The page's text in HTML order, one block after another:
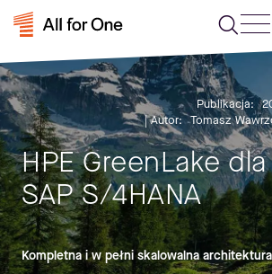
Publikacja:
| Autor: Tomasz
HPE GreenLake dla
SAP S/4HANA
Kompletna i w pełni skalowalna